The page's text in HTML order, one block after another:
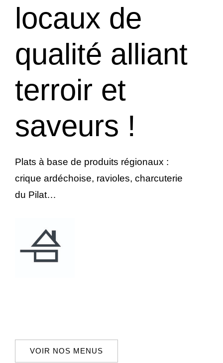
locaux de
qualité alliant
terroir et
saveurs !
Plats à base de produits régionaux :
crique ardéchoise, ravioles, charcuterie
du Pilat…
VOIR NOS MENUS